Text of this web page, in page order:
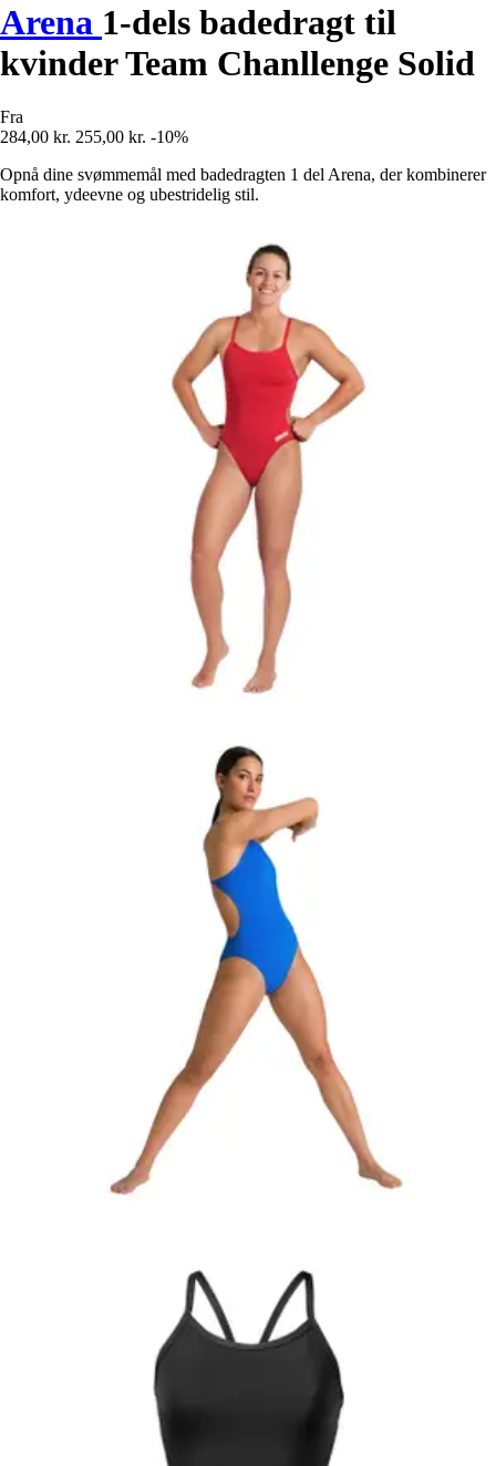
Arena 1-dels badedragt til
kvinder Team Chanllenge Solid
Fra
284,00 kr. 255,00 kr. -10%
Opnå dine svømmemål med badedragten 1 del Arena, der kombinerer
komfort, ydeevne og ubestridelig stil.